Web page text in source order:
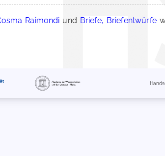
Raimondi und Briefe, Briefentwürfe